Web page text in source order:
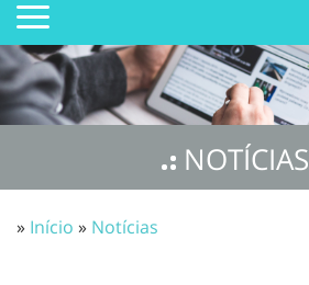
NOTÍCIAS
» Início » Notícias